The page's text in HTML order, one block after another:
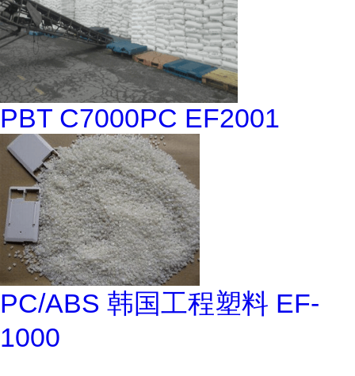
PBT C7000PC EF2001
PC/ABS 韩国工程塑料 EF-
1000